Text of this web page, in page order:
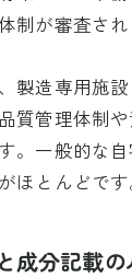
制が審査され
製造専用施
質管理体制
。一般的な
ほとんどです
成分記載